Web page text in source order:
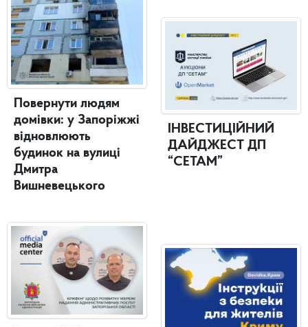
Повернути людям
домівки: у Запоріжжі
відновлюють
будинок на вулиці
Дмитра
Вишневецького
ІНВЕСТИЦІЙНИЙ
ДАЙДЖЕСТ ДП
“СЕТАМ”